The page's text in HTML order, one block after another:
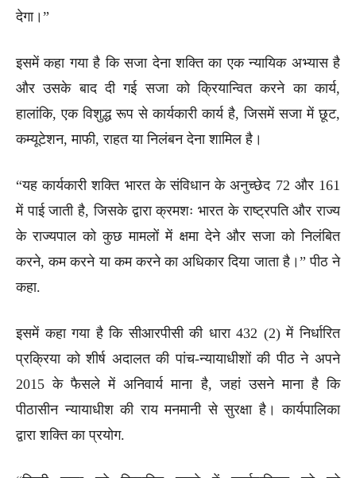
देगा।”
इसमें कहा गया है कि सजा देना शक्ति का एक न्यायिक अभ्यास है
और उसके बाद दी गई सजा को क्रियान्वित करने का कार्य,
हालांकि, एक विशुद्ध रूप से कार्यकारी कार्य है, जिसमें सजा में छूट,
कम्यूटेशन, माफी, राहत या निलंबन देना शामिल है।
“यह कार्यकारी शक्ति भारत के संविधान के अनुच्छेद 72 और 161
में पाई जाती है, जिसके द्वारा क्रमशः भारत के राष्ट्रपति और राज्य
के राज्यपाल को कुछ मामलों में क्षमा देने और सजा को निलंबित
करने, कम करने या कम करने का अधिकार दिया जाता है।” पीठ ने
कहा.
इसमें कहा गया है कि सीआरपीसी की धारा 432 (2) में निर्धारित
प्रक्रिया को शीर्ष अदालत की पांच-न्यायाधीशों की पीठ ने अपने
2015 के फैसले में अनिवार्य माना है, जहां उसने माना है कि
पीठासीन न्यायाधीश की राय मनमानी से सुरक्षा है। कार्यपालिका
द्वारा शक्ति का प्रयोग.